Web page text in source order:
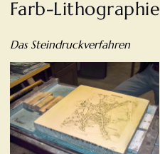
Farb-Lithographie
Das Steindruckverfahren